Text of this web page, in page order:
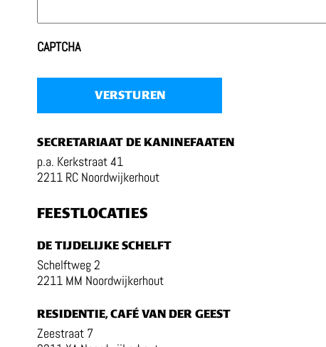
CAPTCHA
SECRETARIAAT DE KANINEFAATEN
p.a. Kerkstraat 41
2211 RC Noordwijkerhout
FEESTLOCATIES
DE TIJDELIJKE SCHELFT
Schelftweg 2
2211 MM Noordwijkerhout
RESIDENTIE, CAFÉ VAN DER GEEST
Zeestraat 7